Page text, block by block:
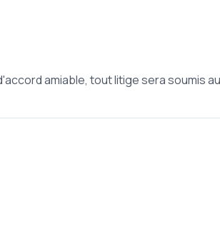
amiable, tout litige sera soumis